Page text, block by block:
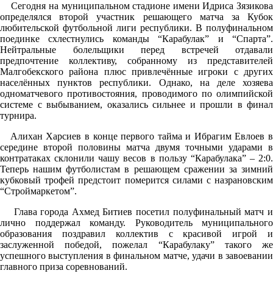
Сегодня на муниципальном стадионе имени Идриса Зязикова
определялся второй участник решающего матча за Кубок
любительской футбольной лиги республики. В полуфинальном
поединке схлестнулись команды “Карабулак” и “Спарта”.
Нейтральные болельщики перед встречей отдавали
предпочтение коллективу, собранному из представителей
Малгобекского района плюс привлечённые игроки с других
населённых пунктов республики. Однако, на деле хозяева
одноматчевого противостояния, проводимого по олимпийской
системе с выбыванием, оказались сильнее и прошли в финал
турнира.
Алихан Харсиев в конце первого тайма и Ибрагим Евлоев в
середине второй половины матча двумя точными ударами в
контратаках склонили чашу весов в пользу “Карабулака” – 2:0.
Теперь нашим футболистам в решающем сражении за зимний
кубковый трофей предстоит померится силами с назрановским
“Строймаркетом”.
Глава города Ахмед Битиев посетил полуфинальный матч и
лично поддержал команду. Руководитель муниципального
образования поздравил коллектив с красивой игрой и
заслуженной победой, пожелал “Карабулаку” такого же
успешного выступления в финальном матче, удачи в завоевании
главного приза соревнований.